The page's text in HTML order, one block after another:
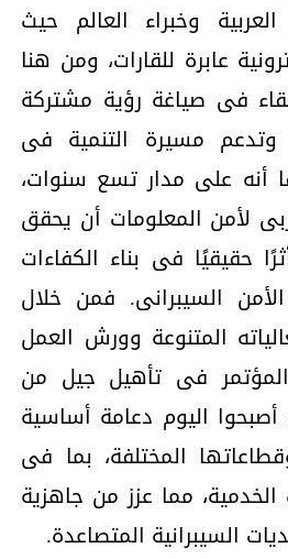
وخبراء العالم حيث
عابرة للقارات، ومن هنا
فى صياغة رؤية مشتركة
وتدعم مسيرة التنمية فى
أنه على مدار تسع سنوات،
لأمن المعلومات أن يحقق
حقيقيًا فى بناء الكفاءات
السيبرانى. فمن خلال
المتنوعة وورش العمل
فى تأهيل جيل من
أصبحوا اليوم دعامة أساسية
المختلفة، بما فى
مما عزز من جاهزية
السيبرانية المتصاعدة.